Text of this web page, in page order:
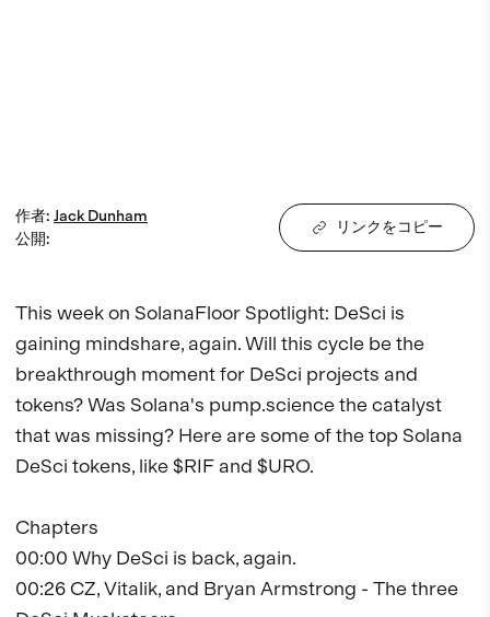
作者: Jack Dunham
公開:
リンクをコピー
This week on SolanaFloor Spotlight: DeSci is
gaining mindshare, again. Will this cycle be the
breakthrough moment for DeSci projects and
tokens? Was Solana's pump.science the catalyst
that was missing? Here are some of the top Solana
DeSci tokens, like $RIF and $URO.
Chapters
00:00 Why DeSci is back, again.
00:26 CZ, Vitalik, and Bryan Armstrong - The three